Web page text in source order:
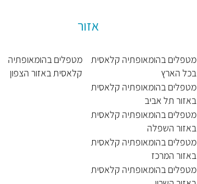
אזור
מטפלים בהומאופתיה קלאסית
בכל הארץ
מטפלים בהומאופתיה קלאסית
באזור תל אביב
מטפלים בהומאופתיה קלאסית
באזור השפלה
מטפלים בהומאופתיה קלאסית
באזור המרכז
מטפלים בהומאופתיה קלאסית
מטפלים בהומאופתיה
קלאסית באזור הצפון